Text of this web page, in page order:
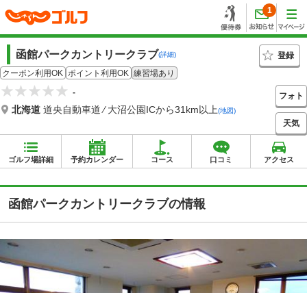
1
函館パークカントリークラブ(詳細)
登録
クーポン利用OK ポイント利用OK 練習場あり
-
北海道 道央自動車道 ⁄ 大沼公園ICから31km以上(地図)
フォト
天気
ゴルフ場詳細 予約カレンダー コース 口コミ アクセス
函館パークカントリークラブの情報